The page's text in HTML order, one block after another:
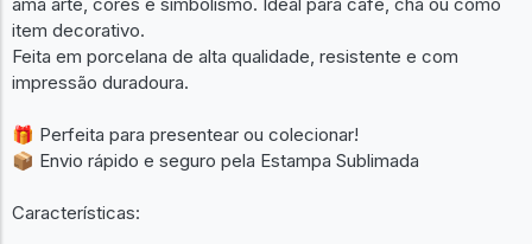
item decorativo.
Feita em porcelana de alta qualidade, resistente e com
impressão duradoura.
🎁 Perfeita para presentear ou colecionar!
📦 Envio rápido e seguro pela Estampa Sublimada
Características: